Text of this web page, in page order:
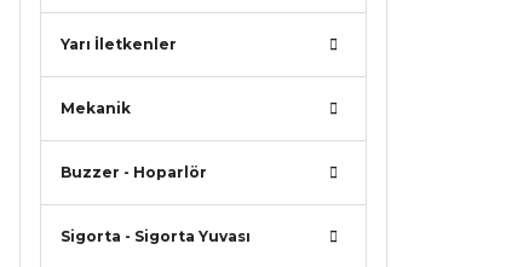
Yarı İletkenler
Mekanik
Buzzer - Hoparlör
Sigorta - Sigorta Yuvası